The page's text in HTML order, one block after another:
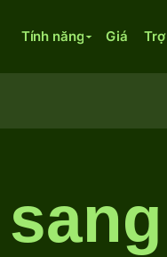
Tính năng Giá